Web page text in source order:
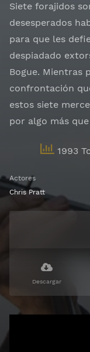
Siete forajidos
desesperados
para que les
despiadado
Bogue. Mientras
confrontación
estos siete
por algo más
1993
Actores
Chris Pratt
Descargar